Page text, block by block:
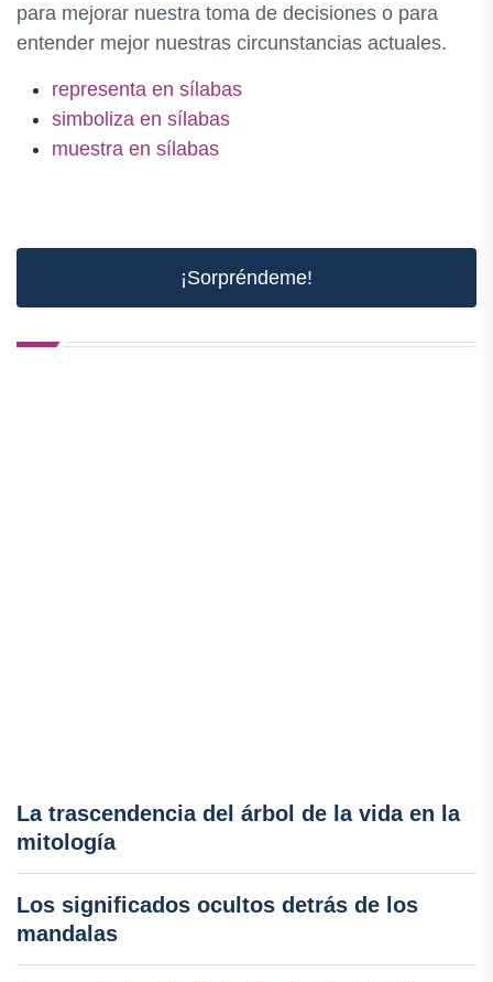
para mejorar nuestra toma de decisiones o para
entender mejor nuestras circunstancias actuales.
representa en sílabas
simboliza en sílabas
muestra en sílabas
¡Sorpréndeme!
La trascendencia del árbol de la vida en la
mitología
Los significados ocultos detrás de los
mandalas